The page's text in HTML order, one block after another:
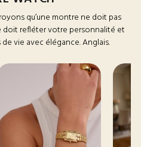
qu’une montre ne doit pas
doit refléter votre personnalité et
vie avec élégance. Anglais.